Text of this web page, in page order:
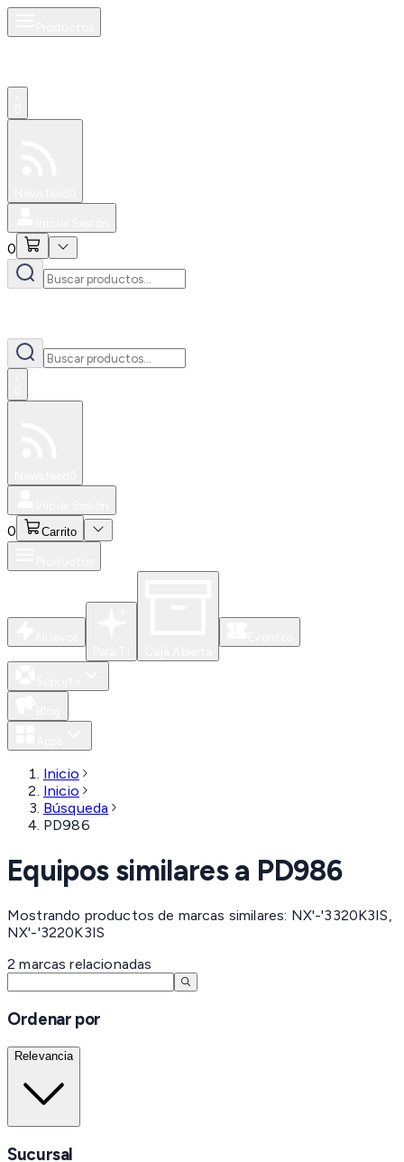
0
0 Carrito
Inicio
Inicio
Búsqueda
PD986
Equipos similares a PD986
Mostrando productos de marcas similares: NX'-'3320K3IS,
NX'-'3220K3IS
2 marcas relacionadas
Ordenar por
Relevancia
Sucursal